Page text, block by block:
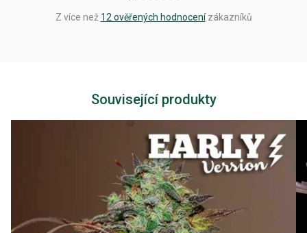
Z více než 12 ověřených hodnocenízákazníků
Související produkty